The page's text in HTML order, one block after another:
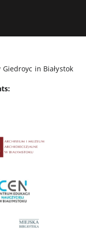
in Białystok